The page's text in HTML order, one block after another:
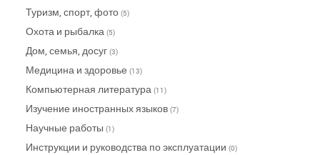
Туризм, спорт, фото (5)
Охота и рыбалка (5)
Дом, семья, досуг (3)
Медицина и здоровье (13)
Компьютерная литература (11)
Изучение иностранных языков (7)
Научные работы (1)
Инструкции и руководства по эксплуатации (0)